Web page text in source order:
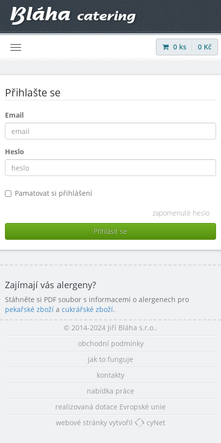
Přihlásit |Registrovat
0 ks 0 Kč
Přihlašte se
Email
Heslo
Pamatovat si přihlášení
zapomenuté heslo
Zajímají vás alergeny?
Stáhněte si PDF soubor s informacemi o alergenech pro
pekařské zboží a cukrářské zboží.
© 2014-2024 Jiří Bláha s.r.o..
obchodní podmínky
jak to funguje
kontakty
nabídka práce
realizovaná dotace Evropské unie
webové stránky vytvořil
cyNet